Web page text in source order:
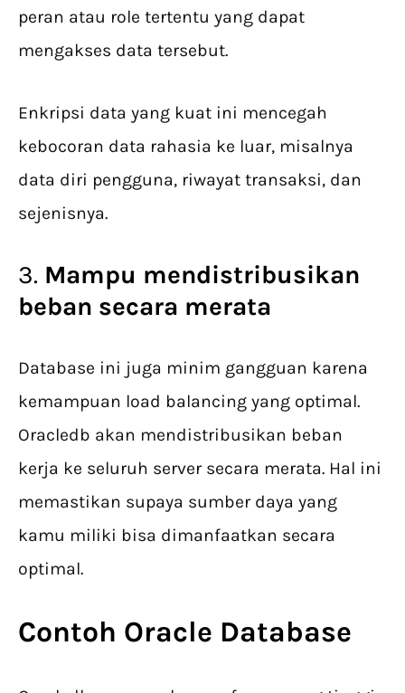
peran atau role tertentu yang dapat
mengakses data tersebut.
Enkripsi data yang kuat ini mencegah
kebocoran data rahasia ke luar, misalnya
data diri pengguna, riwayat transaksi, dan
sejenisnya.
3. Mampu mendistribusikan
beban secara merata
Database ini juga minim gangguan karena
kemampuan load balancing yang optimal.
Oracledb akan mendistribusikan beban
kerja ke seluruh server secara merata. Hal ini
memastikan supaya sumber daya yang
kamu miliki bisa dimanfaatkan secara
optimal.
Contoh Oracle Database​